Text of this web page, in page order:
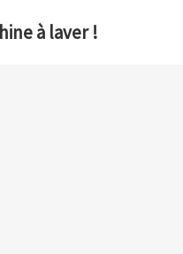
à laver !